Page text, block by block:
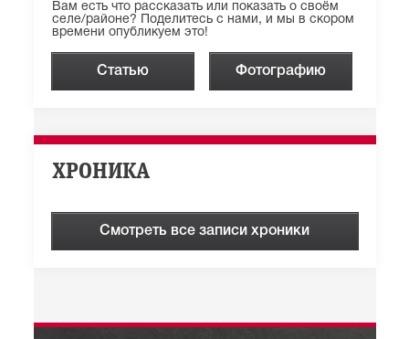
Вам есть что рассказать или показать о своём
селе/районе? Поделитесь с нами, и мы в скором
времени опубликуем это!
Статью Фотографию
ХРОНИКА
Смотреть все записи хроники